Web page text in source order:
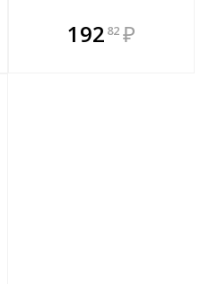
В комплекте
всегда выгоднее!
192 82 ₽